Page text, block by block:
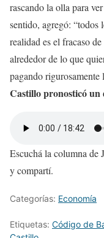
rascando la olla para
sentido, agregó: “todos
realidad es el fracaso
alrededor de lo que
pagando rigurosamente
Castillo pronosticó un
Escuchá la columna de
y compartí.
Categorías: Economía
Etiquetas: Código de